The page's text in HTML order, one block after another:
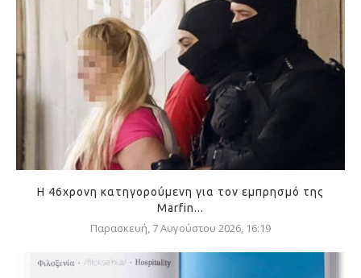
Η 46χρονη κατηγορούμενη για τον εμπρησμό της
Marfin...
Παρασκευή, 7 Αυγούστου 2026, 16:19